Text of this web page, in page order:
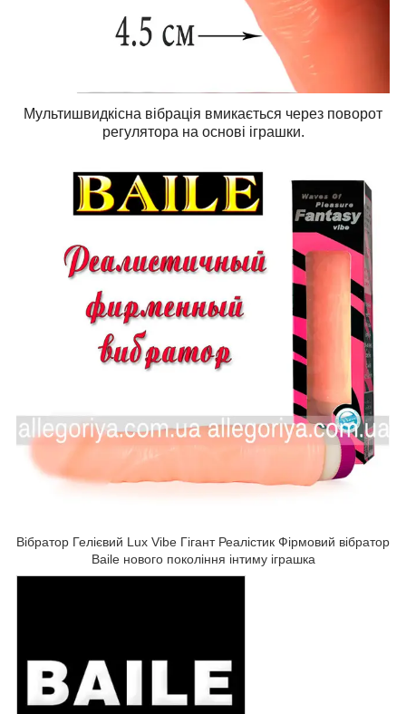
Мультишвидкісна вібрація вмикається через поворот
регулятора на основі іграшки.
Вібратор Гелієвий Lux Vibe Гігант Реалістик Фірмовий вібратор
Baile нового покоління інтиму іграшка